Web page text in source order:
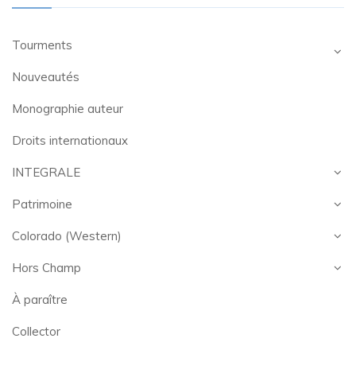
Tourments
Nouveautés
Monographie auteur
Droits internationaux
INTEGRALE
Patrimoine
Colorado (Western)
Hors Champ
À paraître
Collector